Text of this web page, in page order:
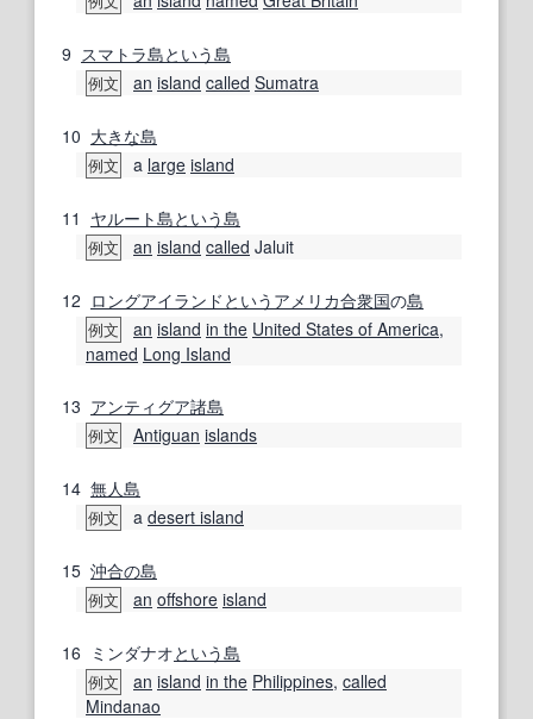
9 スマトラ島という島
例文 an island called Sumatra
10 大きな島
例文 a large island
11 ヤルート島という島
例文 an island called Jaluit
12 ロングアイランド という アメリカ合衆国の島
例文 an island in the United States of America,
named Long Island
13 アンティグア諸島
例文 Antiguan islands
14 無人島
例文 a desert island
15 沖合の島
例文 an offshore island
16 ミンダナオという島
例文 an island in the Philippines, called
Mindanao